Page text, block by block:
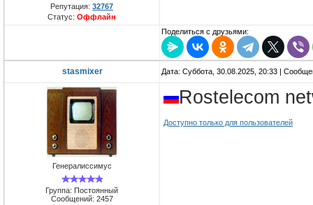
Репутация: 32767
Статус: Оффлайн
Поделиться с друзьями:
stasmixer Дата: Суббота, 30.08.2025, 20:33 |
Генералиссимус
Группа: Постоянный
Сообщений: 2457
Rostelecom
Доступно только для пользователей